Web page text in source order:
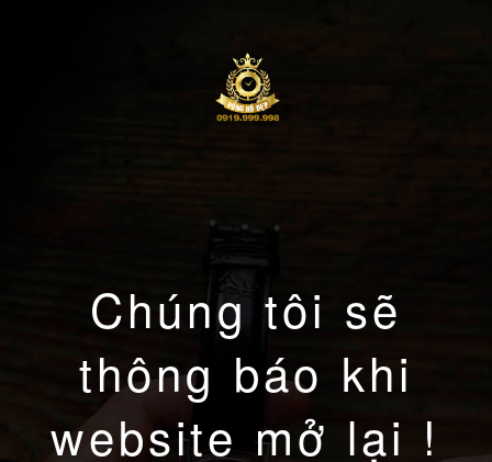
Chúng tôi sẽ
thông báo khi
website mở lại !